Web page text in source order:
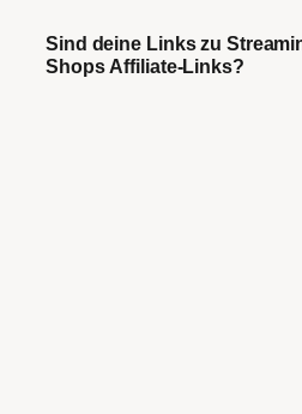
Sind deine Links zu
Shops Affiliate-Links?